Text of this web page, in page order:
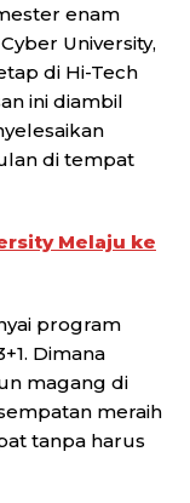
enam
University,
di Hi-Tech
ini diambil
di tempat
Melaju ke
program
Dimana
magang di
meraih
tanpa harus